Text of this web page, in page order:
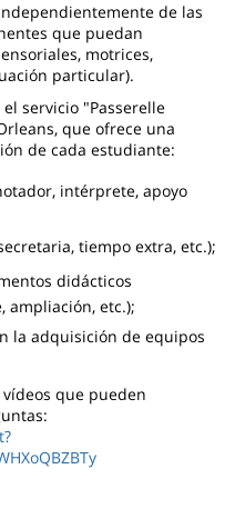
de las
que puedan
motrices,
particular).
servicio "Passerelle
que ofrece una
de cada estudiante:
intérprete, apoyo
tiempo extra, etc.);
didácticos
ampliación, etc.);
la adquisición de equipos
que pueden